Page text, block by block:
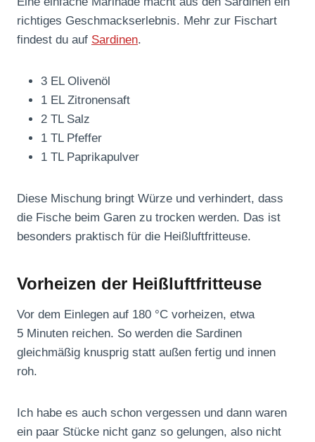
richtiges Geschmackserlebnis. Mehr zur Fischart
findest du auf Sardinen.
3 EL Olivenöl
1 EL Zitronensaft
2 TL Salz
1 TL Pfeffer
1 TL Paprikapulver
Diese Mischung bringt Würze und verhindert, dass
die Fische beim Garen zu trocken werden. Das ist
besonders praktisch für die Heißluftfritteuse.
Vorheizen der Heißluftfritteuse
Vor dem Einlegen auf 180 °C vorheizen, etwa
5 Minuten reichen. So werden die Sardinen
gleichmäßig knusprig statt außen fertig und innen
roh.
Ich habe es auch schon vergessen und dann waren
ein paar Stücke nicht ganz so gelungen, also nicht